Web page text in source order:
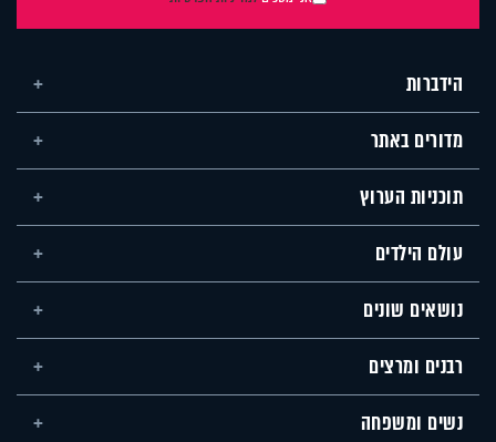
הידברות
מדורים באתר
תוכניות הערוץ
עולם הילדים
נושאים שונים
רבנים ומרצים
נשים ומשפחה